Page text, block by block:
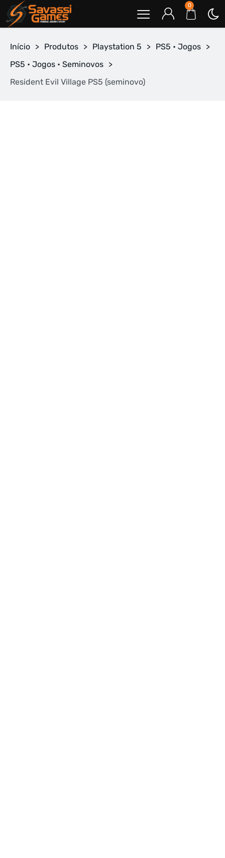
0
Início > Produtos > Playstation 5 > PS5 • Jogos >
PS5 • Jogos • Seminovos >
Resident Evil Village PS5 (seminovo)